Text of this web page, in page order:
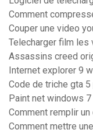
Comment
Couper une video
Telecharger film les
Assassins creed
Internet explorer 9
Code de triche gta
Paint net windows
Comment remplir
Comment mettre